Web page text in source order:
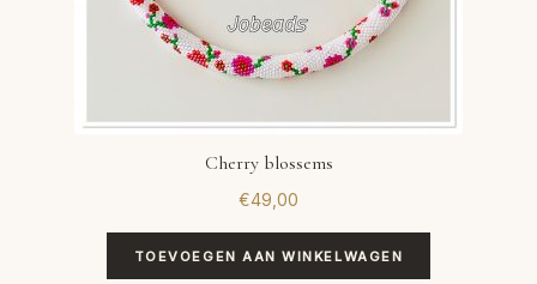
Cherry blossems
€49,00
TOEVOEGEN AAN WINKELWAGEN